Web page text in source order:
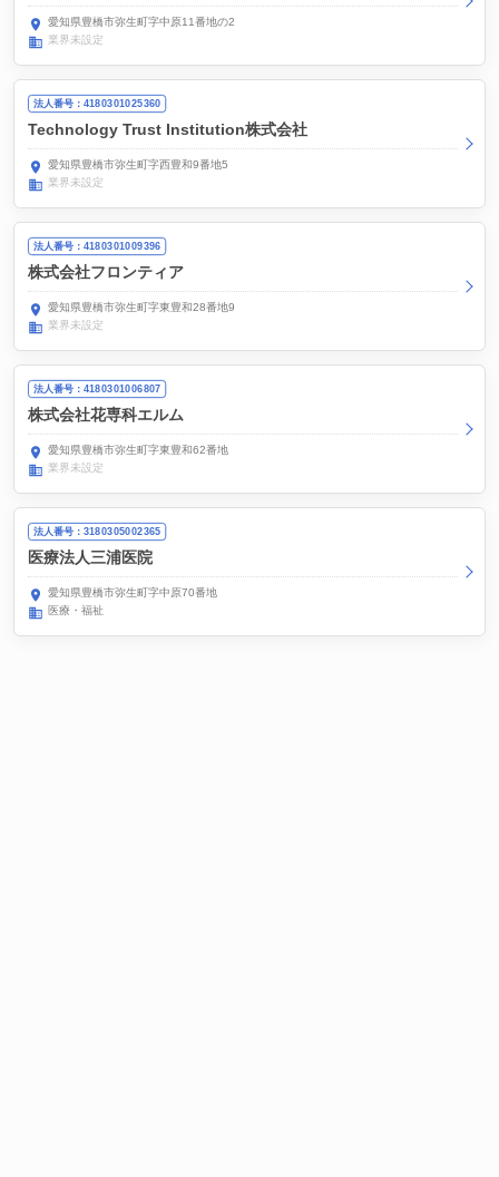
愛知県豊橋市弥生町字中原11番地の2
業界未設定
法人番号：4180301025360
Technology Trust Institution株式会社
愛知県豊橋市弥生町字西豊和9番地5
業界未設定
法人番号：4180301009396
株式会社フロンティア
愛知県豊橋市弥生町字東豊和28番地9
業界未設定
法人番号：4180301006807
株式会社花専科エルム
愛知県豊橋市弥生町字東豊和62番地
業界未設定
法人番号：3180305002365
医療法人三浦医院
愛知県豊橋市弥生町字中原70番地
医療・福祉